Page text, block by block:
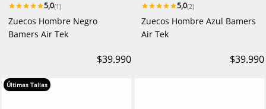
5,0(1)
Zuecos Hombre Negro
Bamers Air Tek
$39.990
5,0(2)
Zuecos Hombre Azul Bamers
Air Tek
$39.990
Últimas Tallas